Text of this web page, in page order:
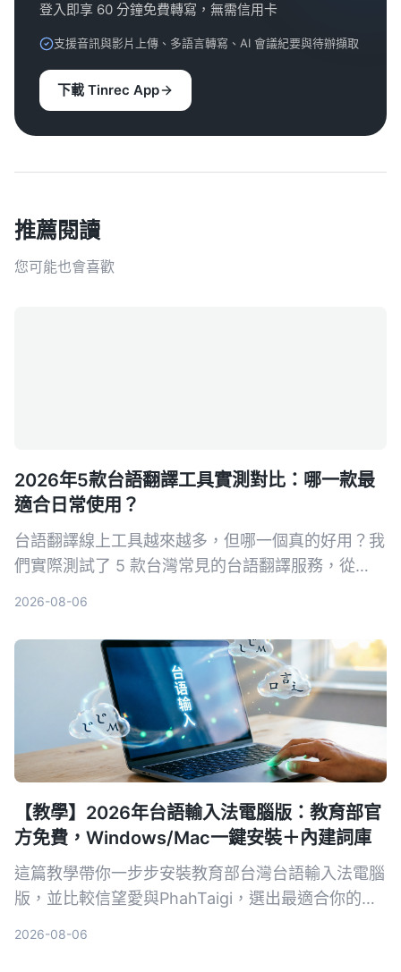
登入即享 60 分鐘免費轉寫，無需信用卡
支援音訊與影片上傳、多語言轉寫、AI 會議紀要與待辦擷取
下載 Tinrec App
推薦閱讀
您可能也會喜歡
2026年5款台語翻譯工具實測對比：哪一款最
適合日常使用？
台語翻譯線上工具越來越多，但哪一個真的好用？我
們實際測試了 5 款台灣常見的台語翻譯服務，從
2026-08-06
【教學】2026年台語輸入法電腦版：教育部官
方免費，Windows/Mac一鍵安裝＋內建詞庫
這篇教學帶你一步步安裝教育部台灣台語輸入法電腦
版，並比較信望愛與PhahTaigi，選出最適合你的台
2026-08-06